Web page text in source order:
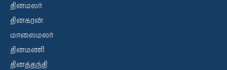
தினமலர்
தினகரன்
மாலைமலர்
தினமணி
தினத்தந்தி